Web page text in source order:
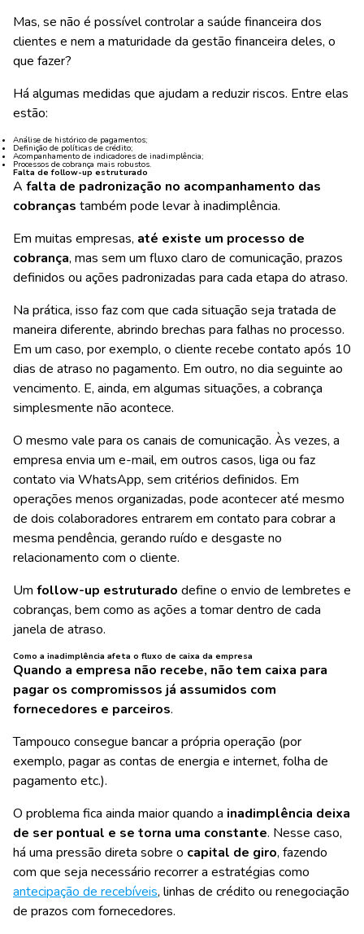
Mas, se não é possível controlar a saúde financeira dos
clientes e nem a maturidade da gestão financeira deles, o
que fazer?
Há algumas medidas que ajudam a reduzir riscos. Entre elas
estão:
Análise de histórico de pagamentos;
Definição de políticas de crédito;
Acompanhamento de indicadores de inadimplência;
Processos de cobrança mais robustos.
Falta de follow-up estruturado
A falta de padronização no acompanhamento das
cobranças também pode levar à inadimplência.
Em muitas empresas, até existe um processo de
cobrança, mas sem um fluxo claro de comunicação, prazos
definidos ou ações padronizadas para cada etapa do atraso.
Na prática, isso faz com que cada situação seja tratada de
maneira diferente, abrindo brechas para falhas no processo.
Em um caso, por exemplo, o cliente recebe contato após 10
dias de atraso no pagamento. Em outro, no dia seguinte ao
vencimento. E, ainda, em algumas situações, a cobrança
simplesmente não acontece.
O mesmo vale para os canais de comunicação. Às vezes, a
empresa envia um e-mail, em outros casos, liga ou faz
contato via WhatsApp, sem critérios definidos. Em
operações menos organizadas, pode acontecer até mesmo
de dois colaboradores entrarem em contato para cobrar a
mesma pendência, gerando ruído e desgaste no
relacionamento com o cliente.
Um follow-up estruturado define o envio de lembretes e
cobranças, bem como as ações a tomar dentro de cada
janela de atraso.
Como a inadimplência afeta o fluxo de caixa da empresa
Quando a empresa não recebe, não tem caixa para
pagar os compromissos já assumidos com
fornecedores e parceiros.
Tampouco consegue bancar a própria operação (por
exemplo, pagar as contas de energia e internet, folha de
pagamento etc.).
O problema fica ainda maior quando a inadimplência deixa
de ser pontual e se torna uma constante. Nesse caso,
há uma pressão direta sobre o capital de giro, fazendo
com que seja necessário recorrer a estratégias como
antecipação de recebíveis, linhas de crédito ou renegociação
de prazos com fornecedores.